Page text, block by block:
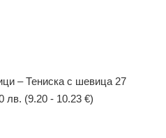
– Тениска с шевица 27
лв. (9.20 - 10.23 €)